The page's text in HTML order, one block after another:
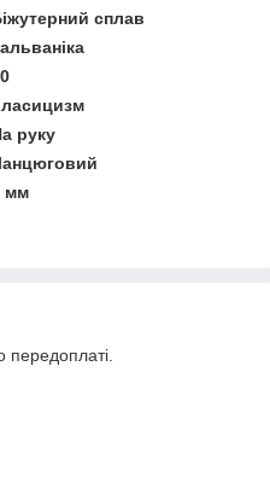
сплав
руку
мм
передоплаті.